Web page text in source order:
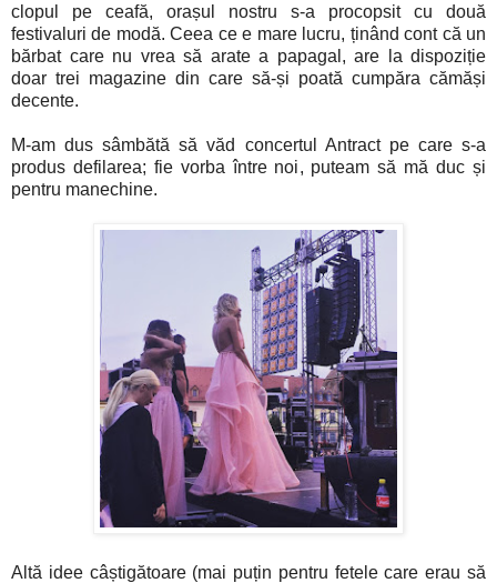
clopul pe ceafă, orașul nostru s-a procopsit cu două
festivaluri de modă. Ceea ce e mare lucru, ținând cont că un
bărbat care nu vrea să arate a papagal, are la dispoziție
doar trei magazine din care să-și poată cumpăra cămăși
decente.
M-am dus sâmbătă să văd concertul Antract pe care s-a
produs defilarea; fie vorba între noi, puteam să mă duc și
pentru manechine.
Altă idee câștigătoare (mai puțin pentru fetele care erau să